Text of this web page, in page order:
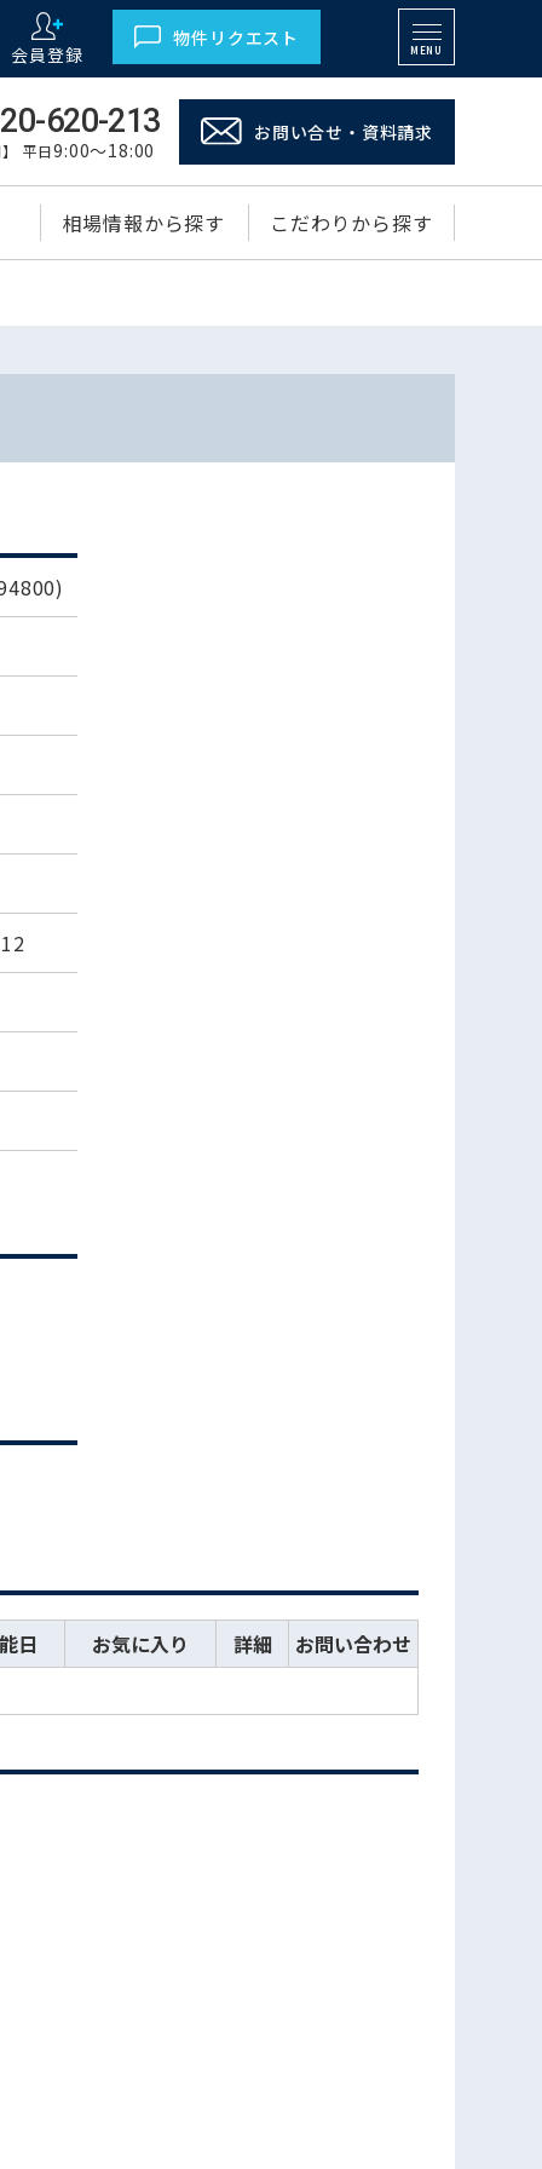
会員登録
物件リクエスト
MENU
620-213
】 平日9:00～18:00
お問い合せ・資料請求
相場情報から探す こだわりから探す
日 お気に入り 詳細
お問い合わせ